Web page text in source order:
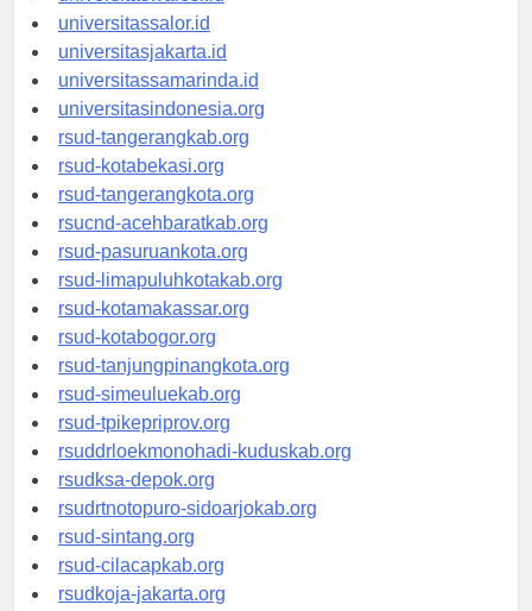
universitaswalesi.id
universitassalor.id
universitasjakarta.id
universitassamarinda.id
universitasindonesia.org
rsud-tangerangkab.org
rsud-kotabekasi.org
rsud-tangerangkota.org
rsucnd-acehbaratkab.org
rsud-pasuruankota.org
rsud-limapuluhkotakab.org
rsud-kotamakassar.org
rsud-kotabogor.org
rsud-tanjungpinangkota.org
rsud-simeuluekab.org
rsud-tpikepriprov.org
rsuddrloekmonohadi-kuduskab.org
rsudksa-depok.org
rsudrtnotopuro-sidoarjokab.org
rsud-sintang.org
rsud-cilacapkab.org